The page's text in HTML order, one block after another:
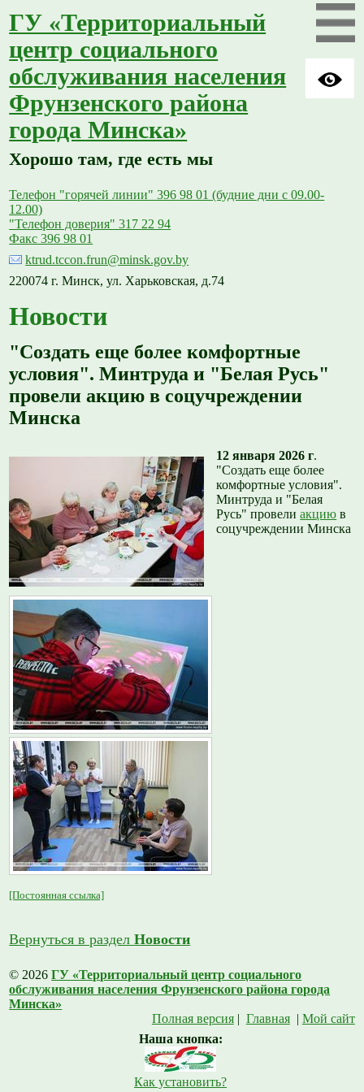
ГУ «Территориальный
центр социального
обслуживания населения
Фрунзенского района
города Минска»
Хорошо там, где есть мы
Телефон "горячей линии" 396 98 01 (будние дни с 09.00-
12.00)
"Телефон доверия" 317 22 94
Факс 396 98 01
ktrud.tccon.frun@minsk.gov.by
220074 г. Минск, ул. Харьковская, д.74
Новости
"Создать еще более комфортные
условия". Минтруда и "Белая Русь"
провели акцию в соцучреждении
Минска
12 января 2026 г.
"Создать еще более
комфортные условия".
Минтруда и "Белая
Русь" провелиакцию в
соцучреждении Минска
[Постоянная ссылка]
Вернуться в разделНовости
© 2026ГУ «Территориальный центр социального
обслуживания населения Фрунзенского района города
Минска»
Полная версия| Главная| Мой сайт
Наша кнопка:
Как установить?